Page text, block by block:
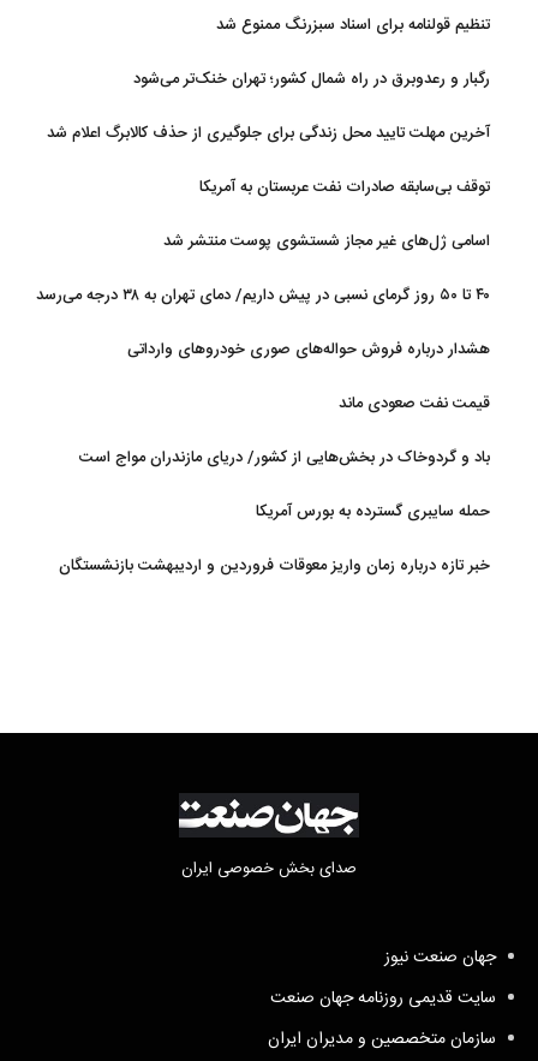
تنظیم قولنامه برای اسناد سبزرنگ ممنوع شد
رگبار و رعدوبرق در راه شمال کشور؛ تهران خنک‌تر می‌شود
آخرین مهلت تایید محل زندگی برای جلوگیری از حذف کالابرگ اعلام شد
توقف بی‌سابقه صادرات نفت عربستان به آمریکا
اسامی ژل‌های غیر مجاز شستشوی پوست منتشر شد
۴۰ تا ۵۰ روز گرمای نسبی در پیش داریم/ دمای تهران به ۳۸ درجه می‌رسد
هشدار درباره فروش حواله‌های صوری خودروهای وارداتی
قیمت نفت صعودی ماند
باد و گردوخاک در بخش‌هایی از کشور/ دریای مازندران مواج است
حمله سایبری گسترده به بورس آمریکا
خبر تازه درباره زمان واریز معوقات فروردین و اردیبهشت بازنشستگان
صدای بخش خصوصی ایران
جهان صنعت نیوز
سایت قدیمی روزنامه جهان صنعت
سازمان متخصصین و مدیران ایران